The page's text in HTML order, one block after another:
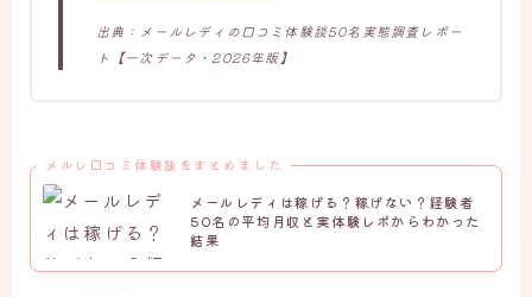
出典：メールレディの口コミ体験談50名実態調査レポー
ト【一次データ・2026年版】
メルレ口コミ体験談をまとめました
メールレディは稼げる？稼げない？経験者
50名の平均月収と実体験レポからわかった
結果